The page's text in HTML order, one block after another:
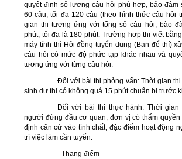
quyết định số lượng câu hỏi phù hợp, bảo đảm
60 câu, tối đa 120 câu (theo hình thức câu hỏi
gian thi tương ứng với tổng số câu hỏi, bào
phút, tối đa là 180 phút. Trường hợp thi viết
máy tính thì Hội đồng tuyển dụng (Ban để thí)
câu hỏi có mức độ phức tạp khác nhau và
tương ứng với từng câu hỏi.
Đối với bài thi phỏng vấn: Thời gian
sinh dự thi có không quá 15 phút chuẩn bị trước
Đối với bài thi thực hành: Thời gian
người đứng đầu cơ quan, đơn vị có thẩm quyền
định căn cứ vào tính chất, đặc điểm hoạt động
trí việc làm cần tuyển.
- Thang điểm